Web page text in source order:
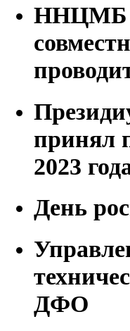
ННЦМБ
принял
2023
День
ДФО